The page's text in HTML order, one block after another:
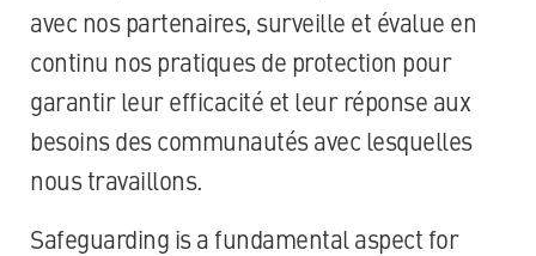
avec nos partenaires, surveille et évalue en
continu nos pratiques de protection pour
garantir leur efficacité et leur réponse aux
besoins des communautés avec lesquelles
nous travaillons.
Safeguarding is a fundamental aspect for